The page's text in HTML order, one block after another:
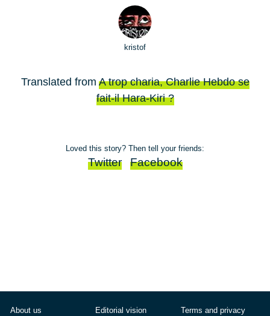
kristof
Translated from A trop charia, Charlie Hebdo se
fait-il Hara-Kiri ?
Loved this story? Then tell your friends:
Twitter Facebook
About us Editorial vision Terms and privacy